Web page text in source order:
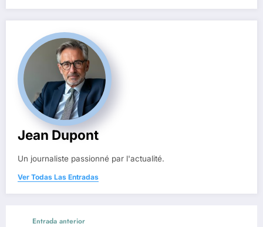
Jean Dupont
Un journaliste passionné par l'actualité.
Ver Todas Las Entradas
Entrada anterior